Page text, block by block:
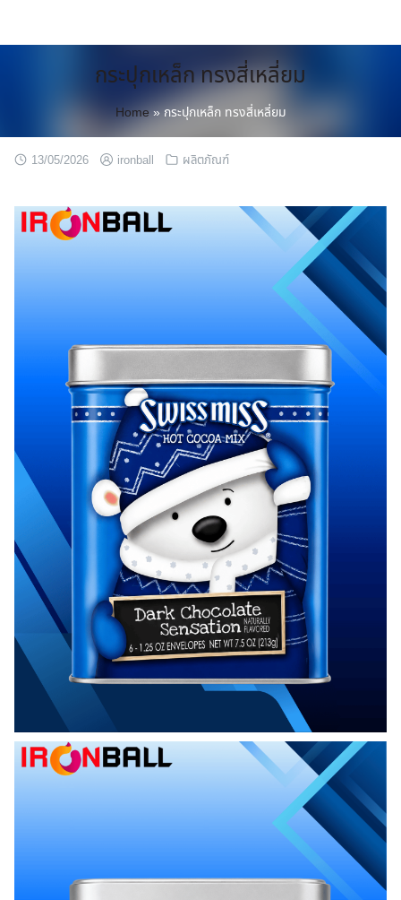
กระปุกเหล็ก ทรงสี่เหลี่ยม
Home»กระปุกเหล็ก ทรงสี่เหลี่ยม
13/05/2026 ironball ผลิตภัณฑ์